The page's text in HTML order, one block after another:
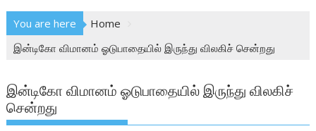
You are here
Home
இன்டிகோ விமானம் ஓடுபாதையில் இருந்து விலகிச் சென்றது
இன்டிகோ விமானம் ஓடுபாதையில் இருந்து விலகிச்
சென்றது